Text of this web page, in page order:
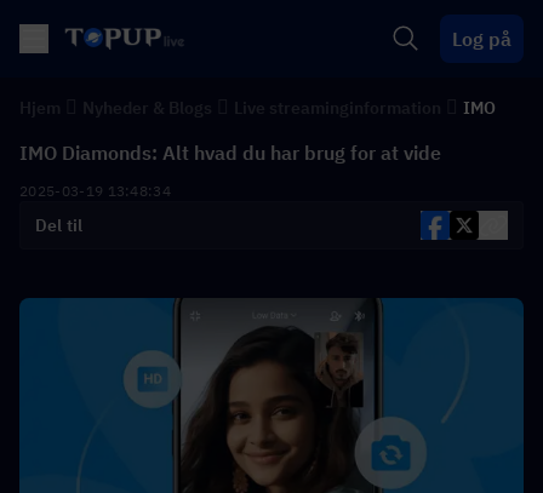
Log på
IMO
IMO Diamonds: Alt hvad du har brug for at vide
2025-03-19 13:48:34
Del til